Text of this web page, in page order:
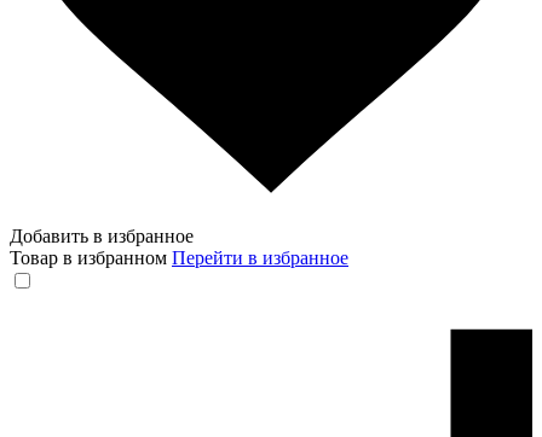
Добавить в избранное
Товар в избранном Перейти в избранное